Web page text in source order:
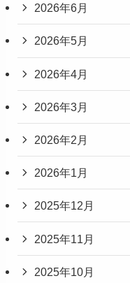
2026年6月
2026年5月
2026年4月
2026年3月
2026年2月
2026年1月
2025年12月
2025年11月
2025年10月